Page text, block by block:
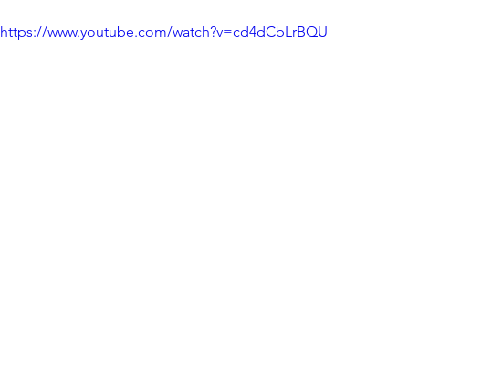
https://www.youtube.com/watch?v=cd4dCbLrBQU